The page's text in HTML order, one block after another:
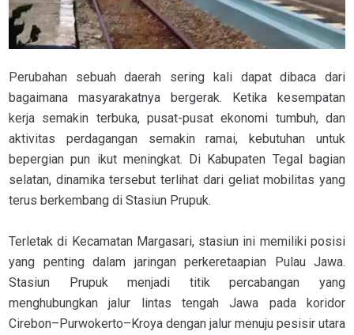
Perubahan sebuah daerah sering kali dapat dibaca dari
bagaimana masyarakatnya bergerak. Ketika kesempatan
kerja semakin terbuka, pusat-pusat ekonomi tumbuh, dan
aktivitas perdagangan semakin ramai, kebutuhan untuk
bepergian pun ikut meningkat. Di Kabupaten Tegal bagian
selatan, dinamika tersebut terlihat dari geliat mobilitas yang
terus berkembang di Stasiun Prupuk.
Terletak di Kecamatan Margasari, stasiun ini memiliki posisi
yang penting dalam jaringan perkeretaapian Pulau Jawa.
Stasiun Prupuk menjadi titik percabangan yang
menghubungkan jalur lintas tengah Jawa pada koridor
Cirebon–Purwokerto–Kroya dengan jalur menuju pesisir utara